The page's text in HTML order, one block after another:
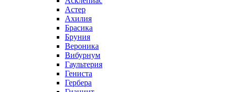
Астер
Ахилия
Брасика
Бруния
Вероника
Вибурнум
Гаультерия
Гениста
Гербера